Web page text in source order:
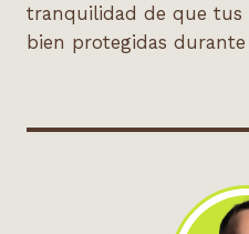
tranquilidad de que tus
bien protegidas